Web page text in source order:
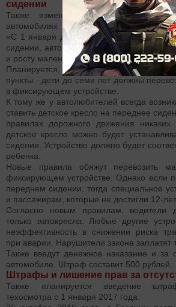
сидении
Также изменятся правила
автомобилях
«С 1 января дети до семи лет смогут
сидении, автокресло должно будет строго
и росту маленького пассажира», -
Планируется, что с 1 января 2017 года
пункты - дети до семи лет должны
в фиксирующем устройстве.
К тому же у автолюбителей всегда
ставить детское кресло на переднее
правилах дорожного движения
детское кресло можно будет
сидении. Устройство должно будет
ребенка.
Новые правила обяжут перевозить
фиксирующем устройстве. Однако если
переднем сидении, тогда специальное
и пассажирам, которые не достигли 12-
Согласно новым правилам, водители
только автокресла. Любые другие
неэффективность в снижении риска
при аварии. Нарушители закона заплатят
Также введут денежное наказание и за
автомобиле. Штраф составит 500 рублей.
Штрафы и лишение прав за
Также планируется введение
техосмотра с 1 января 2017 года.